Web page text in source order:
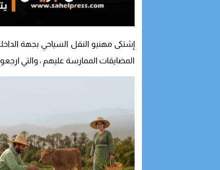
إشتكى مهنيو النقل السياحي بجهة
المضايقات الممارسة عليهم ، والتي